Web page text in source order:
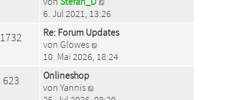
g
i
t
r
g
e
r
B
e
i
t
e
e
t
6. Jul 2021, 13:26
1732
Re: Forum Updates
von Glowes
e
10. Mai 2026, 18:24
623
Onlineshop
von Yannis